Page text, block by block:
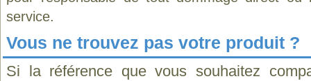
service.
Vous ne trouvez pas votre produit ?
Si la référence que vous souhaitez